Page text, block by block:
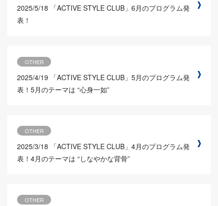
2025/5/18
「ACTIVE STYLE CLUB」6月のプログラム発
表！
OTHER
2025/4/19
「ACTIVE STYLE CLUB」5月のプログラム発
表！5月のテーマは “心身一如”
OTHER
2025/3/18
「ACTIVE STYLE CLUB」4月のプログラム発
表！4月のテーマは “しなやかな背骨”
OTHER